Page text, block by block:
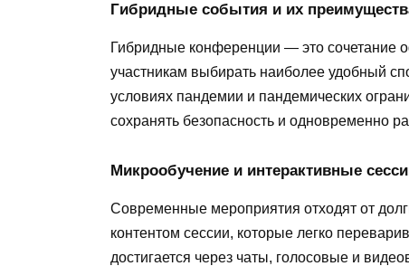
Гибридные события и их
Гибридные конференции — это
участникам выбирать наиболее удобный
условиях пандемии и пандемических
сохранять безопасность и одновременно
Микрообучение и интерактивные
Современные мероприятия отходят от
контентом сессии, которые легко
достигается через чаты, голосовые и